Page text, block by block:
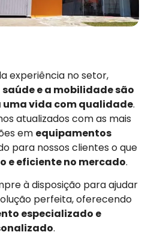
experiência no setor,
saúde e a mobilidade são
vida com qualidade.
atualizados com as mais
em equipamentos
para nossos clientes o que
e eficiente no mercado.
à disposição para ajudar
perfeita, oferecendo
especializado e
.